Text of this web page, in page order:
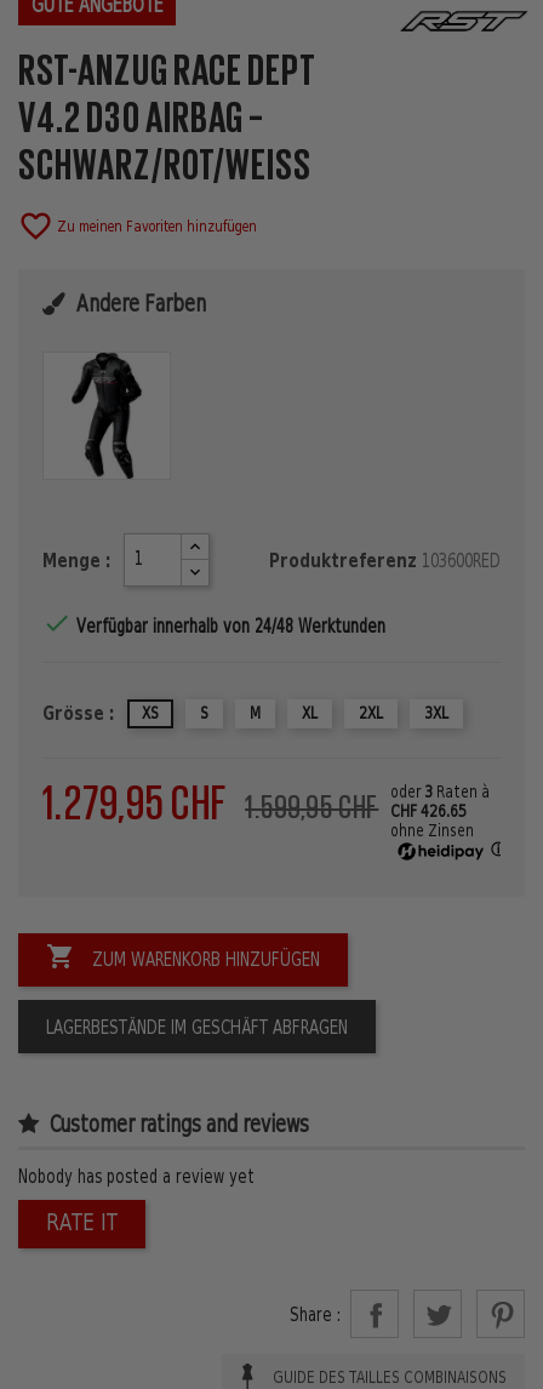
GUTE ANGEBOTE
RST-ANZUG RACE DEPT
V4.2 D3O AIRBAG –
SCHWARZ/ROT/WEISS
favorite_border Zu meinen Favoriten hinzufügen
Andere Farben
Produktreferenz 103600RED
Menge :
 ZUM WARENKORB HINZUFÜGEN
 Verfügbar innerhalb von 24/48 Werktunden
Grösse : XS S M XL 2XL 3XL
1.279,95 CHF 1.599,95 CHF oder 3 Raten à
CHF 426.65
ohne Zinsen
ⓘ
LAGERBESTÄNDE IM GESCHÄFT ABFRAGEN
Customer ratings and reviews
Nobody has posted a review yet
RATE IT
Share :
GUIDE DES TAILLES COMBINAISONS